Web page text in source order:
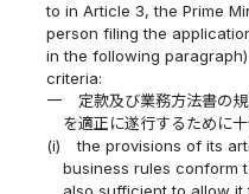
to in Article 3, the Prime
person filing the
in the following
criteria:
一
定款及び業務方法書の
を適正に遂行するために
(i)
the provisions of its
business rules conform
also sufficient to allow